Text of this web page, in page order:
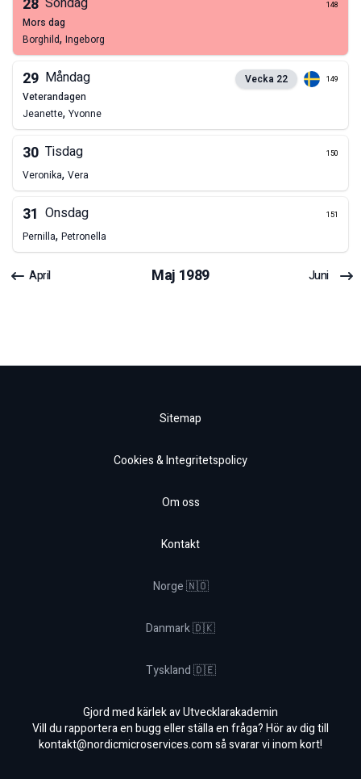
28 148
mors dag
Borghild, Ingeborg
29 Måndag Vecka 22 149
veterandagen
Jeanette, Yvonne
30 Tisdag 150
Veronika, Vera
31 Onsdag 151
Pernilla, Petronella
April Maj 1989 Juni
Sitemap
Cookies & Integritetspolicy
Om oss
Kontakt
Norge 🇳🇴
Danmark 🇩🇰
Tyskland 🇩🇪
Gjord med kärlek av Utvecklarakademin
Vill du rapportera en bugg eller ställa en fråga? Hör av dig till
kontakt@nordicmicroservices.comså svarar vi inom kort!